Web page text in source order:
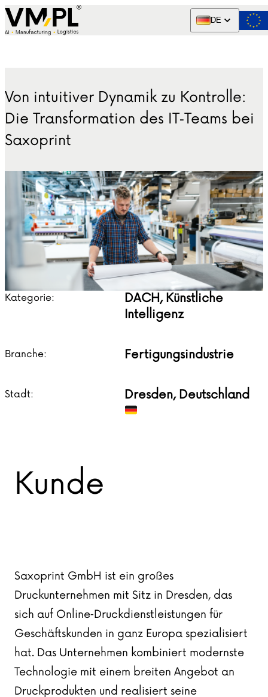
Skip to content
DE
Von intuitiver Dynamik zu Kontrolle:
Die Transformation des IT‑Teams bei
Saxoprint
Kategorie:
DACH, Künstliche
Intelligenz
Branche: Fertigungsindustrie
Stadt: Dresden, Deutschland
Kunde
Saxoprint GmbH ist ein großes
Druckunternehmen mit Sitz in Dresden, das
sich auf Online‑Druckdienstleistungen für
Geschäftskunden in ganz Europa spezialisiert
hat. Das Unternehmen kombiniert modernste
Technologie mit einem breiten Angebot an
Druckprodukten und realisiert seine